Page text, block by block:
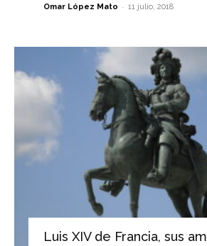
Omar López Mato - 11 julio, 2018
Luis XIV de Francia, sus